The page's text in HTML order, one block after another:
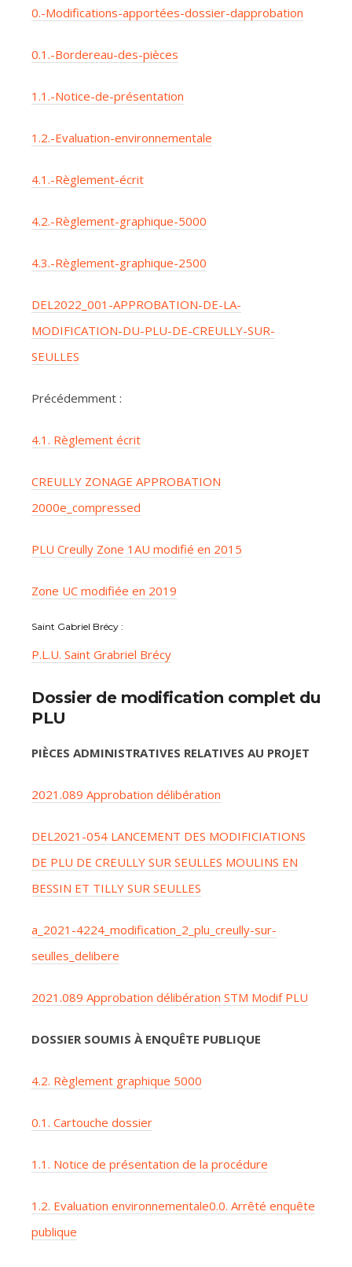
0.-Modifications-apportées-dossier-dapprobation
0.1.-Bordereau-des-pièces
1.1.-Notice-de-présentation
1.2.-Evaluation-environnementale
4.1.-Règlement-écrit
4.2.-Règlement-graphique-5000
4.3.-Règlement-graphique-2500
DEL2022_001-APPROBATION-DE-LA-
MODIFICATION-DU-PLU-DE-CREULLY-SUR-
SEULLES
Précédemment :
4.1. Règlement écrit
CREULLY ZONAGE APPROBATION
2000e_compressed
PLU Creully Zone 1AU modifié en 2015
Zone UC modifiée en 2019
Saint Gabriel Brécy :
P.L.U. Saint Grabriel Brécy
Dossier de modification complet du
PLU
PIÈCES ADMINISTRATIVES RELATIVES AU PROJET
2021.089 Approbation délibération
DEL2021-054 LANCEMENT DES MODIFICIATIONS
DE PLU DE CREULLY SUR SEULLES MOULINS EN
BESSIN ET TILLY SUR SEULLES
a_2021-4224_modification_2_plu_creully-sur-
seulles_delibere
2021.089 Approbation délibération STM Modif PLU
DOSSIER SOUMIS À ENQUÊTE PUBLIQUE
4.2. Règlement graphique 5000
0.1. Cartouche dossier
1.1. Notice de présentation de la procédure
1.2. Evaluation environnementale0.0. Arrêté enquête
publique